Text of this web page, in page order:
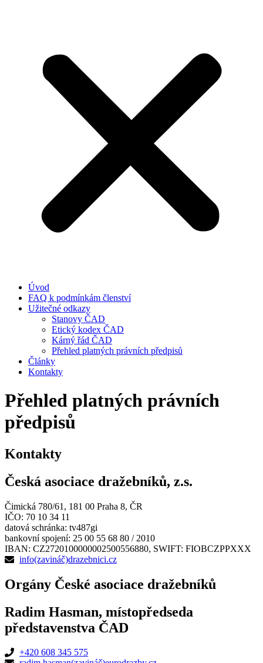
Úvod
FAQ k podmínkám členství
Užitečné odkazy
Stanovy ČAD
Etický kodex ČAD
Kárný řád ČAD
Přehled platných právních předpisů
Články
Kontakty
Přehled platných právních
předpisů
Kontakty
Česká asociace dražebníků, z.s.
Čimická 780/61, 181 00 Praha 8, ČR
IČO: 70 10 34 11
datová schránka: tv487gi
bankovní spojení: 25 00 55 68 80 / 2010
IBAN: CZ2720100000002500556880, SWIFT: FIOBCZPPXXX
info(zavináč)drazebnici.cz
Orgány České asociace dražebníků
Radim Hasman, místopředseda
představenstva ČAD
+420 608 345 575